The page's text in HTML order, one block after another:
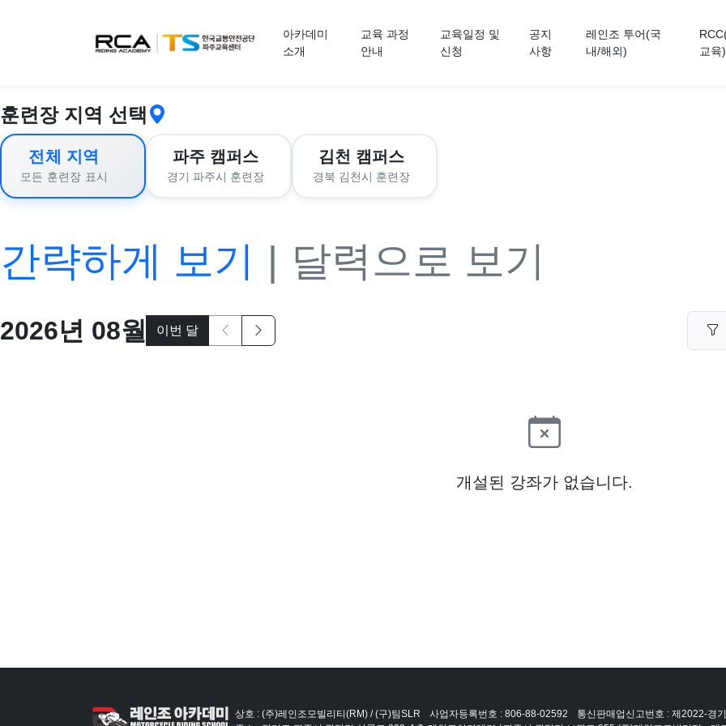
아카데미
소개
교육 과정
안내
교육일정 및
신청
공지
사항
레인조 투어(국
내/해외)
교육)
훈련장 지역 선택
전체 지역
모든 훈련장 표시
파주 캠퍼스
경기 파주시 훈련장
김천 캠퍼스
경북 김천시 훈련장
간략하게 보기 | 달력으로 보기
2026년 08월 이번 달
개설된 강좌가 없습니다.
상호 : (주)레인조모빌리티(RM) / (구)팀SLR 사업자등록번호 : 806-88-02592 통신판매업신고번호 : 제2022-경